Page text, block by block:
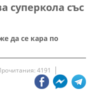
суперкола със
да се кара по
4191